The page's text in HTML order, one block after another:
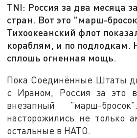
TNI: Россия за два месяца
стран. Вот это "марш-
Тихоокеанский флот
кораблям, и по подлодкам.
сплошь огненная мощь.
Пока Соединённые Штаты
с Ираном, Россия за это
внезапный "марш-
насторожились не только
остальные в НАТО.